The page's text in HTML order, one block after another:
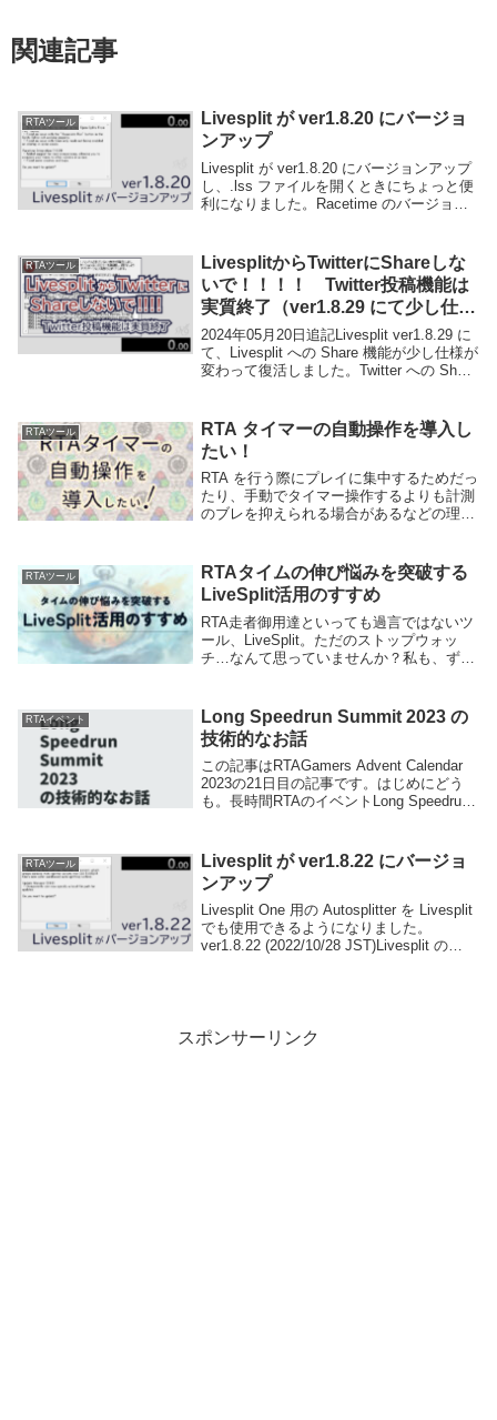
関連記事
RTAツール
Livesplit が ver1.8.20 にバージョ
ンアップ
Livesplit が ver1.8.20 にバージョンアップ
し、.lss ファイルを開くときにちょっと便
利になりました。Racetime のバージョン
た。ver1....
RTAツール
LivesplitからTwitterにShareしな
いで！！！！ Twitter投稿機能は
実質終了（ver1.8.29 にて少し仕様
が変わって復活）
2024年05月20日追記Livesplit ver1.8.29 に
て、Livesplit への Share 機能が少し仕様が
変わって復活しました。Twitter への Share
RTAツール
RTA タイマーの自動操作を導入し
たい！
RTA を行う際にプレイに集中するためだっ
たり、手動でタイマー操作するよりも計測
のブレを抑えられる場合があるなどの理由
れているツールが 4 つあります。Auto S...
RTAツール
RTAタイムの伸び悩みを突破する
LiveSplit活用のすすめ
RTA走者御用達といっても過言ではないツ
ール、LiveSplit。ただのストップウォッ
チ…なんて思っていませんか？私も、ずっ
がたくさん蓄積されます。本記...
RTAイベント
Long Speedrun Summit 2023 の
技術的なお話
この記事はRTAGamers Advent Calendar
2023の21日目の記事です。はじめにどう
も。長時間RTAのイベントLong Speedrun
RTAツール
Livesplit が ver1.8.22 にバージョ
ンアップ
Livesplit One 用の Autosplitter を Livesplit
でも使用できるようになりました。
ver1.8.22 (2022/10/28 JST)Livesplit の
スポンサーリンク